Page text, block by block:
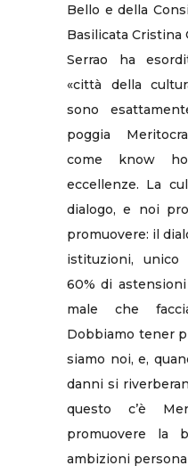
Bello e della
Basilicata Cristina
Serrao ha
«città della
sono
poggia
come know
eccellenze. La
dialogo, e noi
promuovere: il
istituzioni,
60% di
male che
Dobbiamo tener
siamo noi, e,
danni si
questo c’è
promuovere la
ambizioni